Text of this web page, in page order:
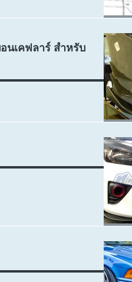
นเคฟลาร์ สำหรับ